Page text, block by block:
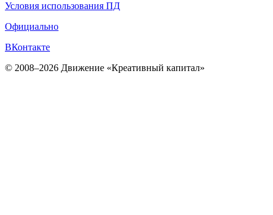
Условия использования ПД
Официально
ВКонтакте
© 2008–2026 Движение «Креативный капитал»